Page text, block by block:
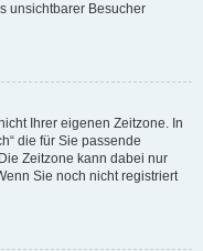
unsichtbarer Besucher
Ihrer eigenen Zeitzone. In
die für Sie passende
Zeitzone kann dabei nur
Sie noch nicht registriert